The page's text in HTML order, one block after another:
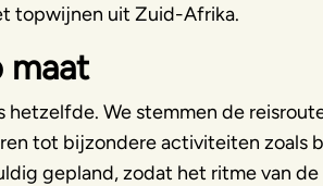
topwijnen uit Zuid-Afrika.
maat
hetzelfde. We stemmen de
tot bijzondere activiteiten zoals
gepland, zodat het ritme van